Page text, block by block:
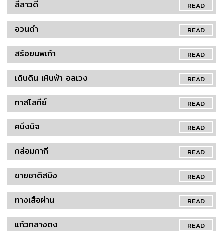
READ
ลีลาวดี
READ
อวนดำ
READ
สร้อยนพเก้า
READ
เดินดิน เหินฟ้า อลเวง
READ
ทาสโลกีย์
READ
คนึงนิจ
READ
กล่อมกากี
READ
ชายชาติสมิง
READ
ทางเสือผ่าน
READ
แก้วกลางดง